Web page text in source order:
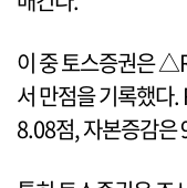
이 중 토스증권은
서 만점을 기록했다
8.08점, 자본증감은